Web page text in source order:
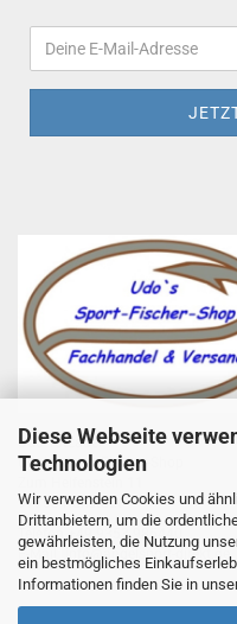
Diese Webseite
Technologien
Wir verwenden Cookies und
Drittanbietern, um die
gewährleisten, die Nutzung
ein bestmögliches
Informationen finden Sie in
Udo Totzauer
Udo`s Sport-Fischer-Shop
97753 Karlstadt
Telefon +49 9353 985440
E-Mail
info@angelsport-direkt.de